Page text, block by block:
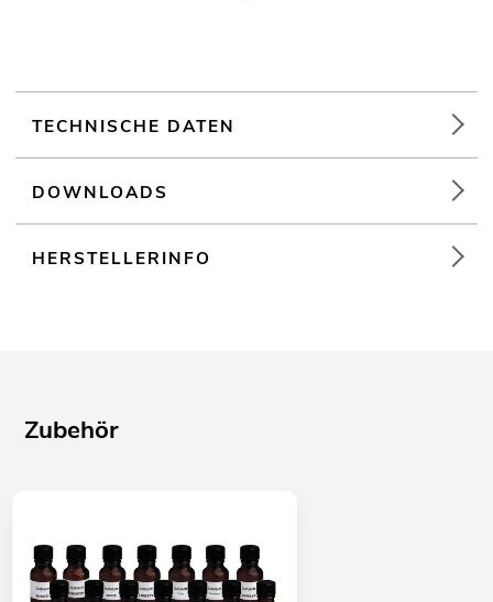
Für Anwendungsgebiete wie zum Beispiel: Clubs/Tanzschulen;
Bühne
TECHNISCHE DATEN
DOWNLOADS
HERSTELLERINFO
Zubehör